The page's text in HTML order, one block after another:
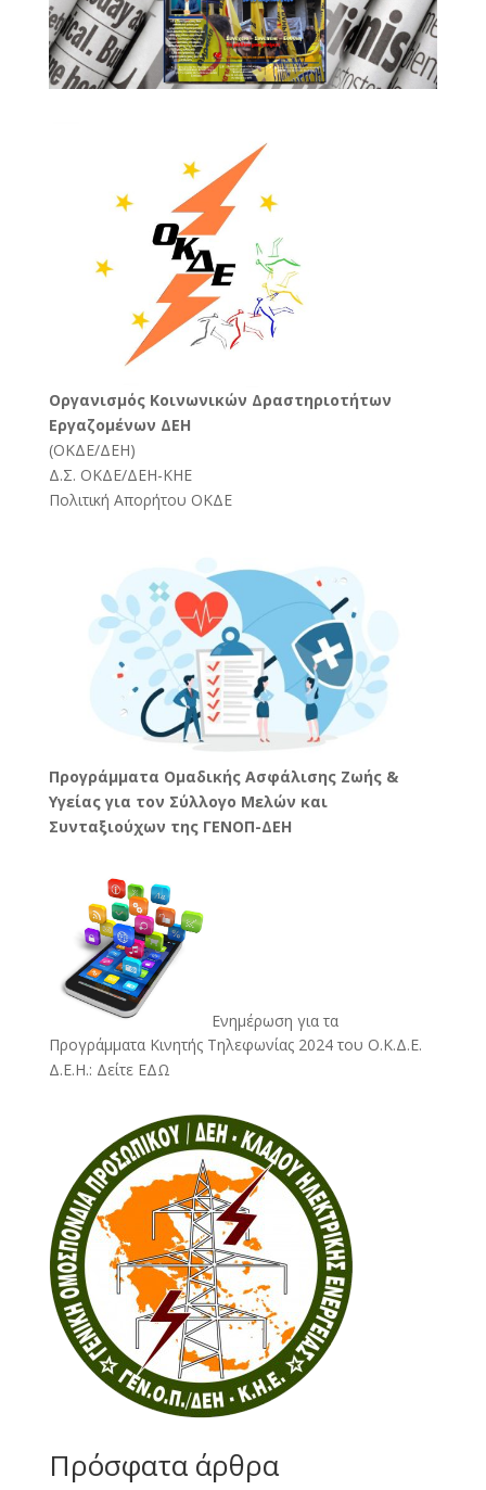
Oργανισμός Κοινωνικών Δραστηριοτήτων
Εργαζομένων ΔΕΗ
(ΟΚΔΕ/ΔΕΗ)
Δ.Σ. ΟΚΔΕ/ΔΕΗ-ΚΗΕ
Πολιτική Απορήτου ΟΚΔΕ
Προγράμματα Ομαδικής Ασφάλισης Ζωής &
Υγείας για τον Σύλλογο Μελών και
Συνταξιούχων της ΓΕΝΟΠ-ΔΕΗ
Ενημέρωση για τα
Προγράμματα Κινητής Τηλεφωνίας 2024 του Ο.Κ.Δ.Ε.
Δ.Ε.Η.: Δείτε ΕΔΩ
Πρόσφατα άρθρα